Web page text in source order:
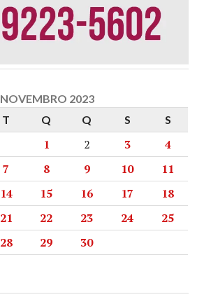
NOVEMBRO 2023
T Q Q S S
1 2 3
4
7 8 9 10
11
14 15 16 17
18
21 22 23 24
25
28 29 30